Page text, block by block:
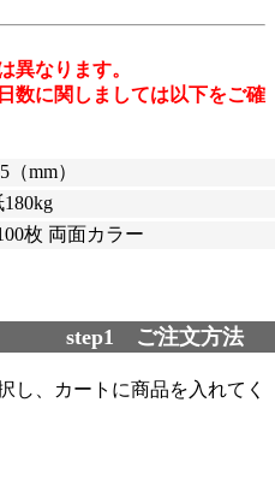
異なります。
数に関しましては以下をご確
mm）
枚 両面カラー
step1 ご注文方法
し、カートに商品を入れてく